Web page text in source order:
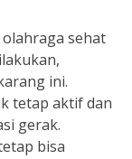
sehat
ini.
tetap aktif dan
gerak.
bisa